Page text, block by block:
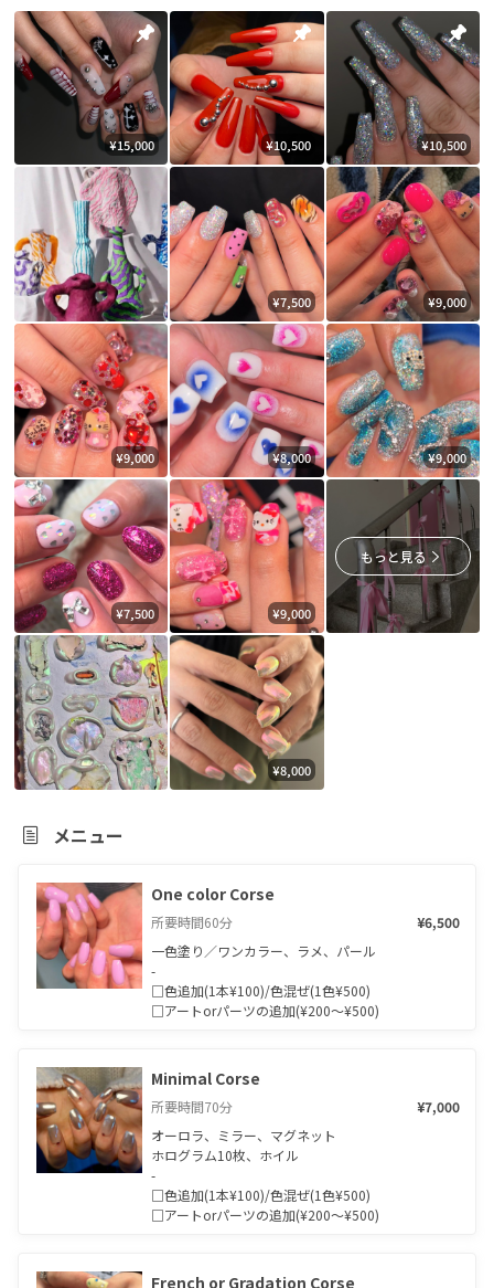
¥15,000 ¥10,500 ¥10,500
¥7,500 ¥9,000
¥9,000 ¥8,000 ¥9,000
¥7,500 ¥9,000
もっと見る
¥8,000
メニュー
One color Corse
所要時間60分
¥6,500
一色塗り／ワンカラー、ラメ、パール
-
□色追加(1本¥100)/色混ぜ(1色¥500)
□アートorパーツの追加(¥200〜¥500)
Minimal Corse
所要時間70分
¥7,000
オーロラ、ミラー、マグネット
ホログラム10枚、ホイル
-
□色追加(1本¥100)/色混ぜ(1色¥500)
□アートorパーツの追加(¥200〜¥500)
French or Gradation Corse